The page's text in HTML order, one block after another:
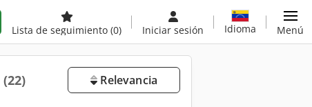
Lista de seguimiento (0) Iniciar sesión Idioma Menú
(22) Relevancia